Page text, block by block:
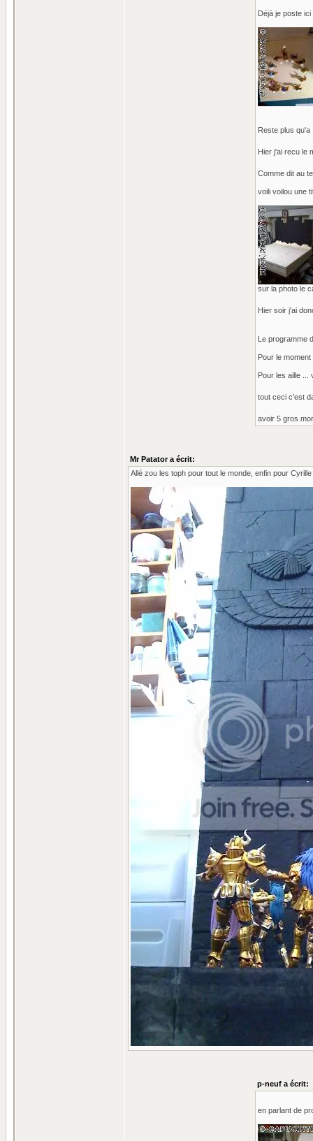
Déjà je poste
Reste plus qu'a
Hier j'ai recu le
Comme dit au
voili voilou une
sur la photo le
Hier soir j'ai
Le programme
Pour le
Pour les aille ...
tout ceci c'est
avoir 5 gros
Mr Patator a écrit:
Allé zou les toph pour tout le monde, enfin pour Cyrille
p-neuf a écrit:
en parlant de